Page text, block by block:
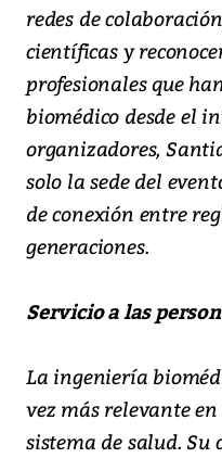
redes de
científicas y
profesionales que
biomédico desde el
organizadores,
solo la sede del
de conexión entre
generaciones.
Servicio a las
La ingeniería
vez más relevante
sistema de salud. Su